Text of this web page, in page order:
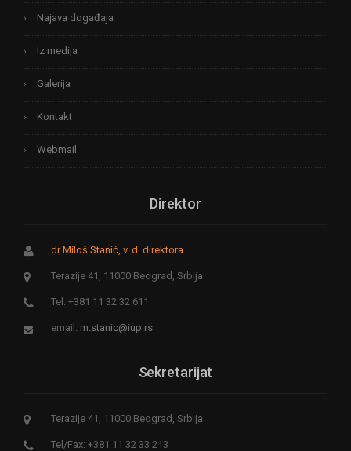
Najava događaja
Iz medija
Galerija
Kontakt
Webmail
Direktor
dr Miloš Stanić, v. d. direktora
Terazije 41, 11000 Beograd, Srbija
Tel: +381 11 32 32 611
email: m.stanic@iup.rs
Sekretarijat
Terazije 41, 11000 Beograd, Srbija
Tel/Fax: +381 11 32 33 213